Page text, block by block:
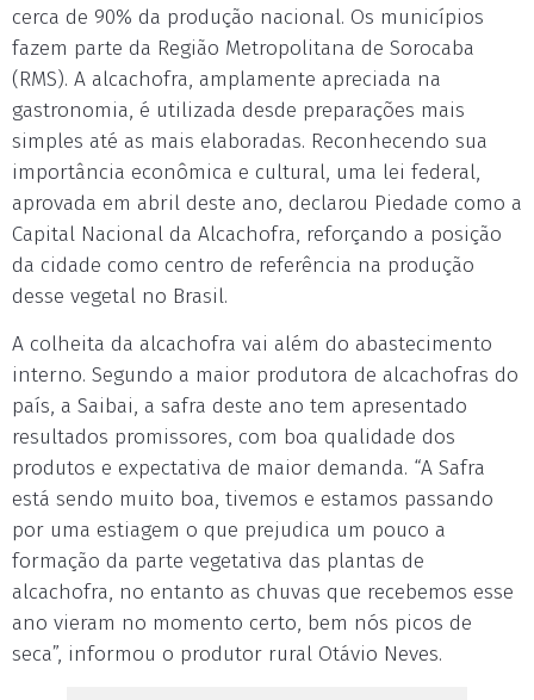
cerca de 90% da produção nacional. Os municípios
fazem parte da Região Metropolitana de Sorocaba
(RMS). A alcachofra, amplamente apreciada na
gastronomia, é utilizada desde preparações mais
simples até as mais elaboradas. Reconhecendo sua
importância econômica e cultural, uma lei federal,
aprovada em abril deste ano, declarou Piedade como a
Capital Nacional da Alcachofra, reforçando a posição
da cidade como centro de referência na produção
desse vegetal no Brasil.
A colheita da alcachofra vai além do abastecimento
interno. Segundo a maior produtora de alcachofras do
país, a Saibai, a safra deste ano tem apresentado
resultados promissores, com boa qualidade dos
produtos e expectativa de maior demanda. “A Safra
está sendo muito boa, tivemos e estamos passando
por uma estiagem o que prejudica um pouco a
formação da parte vegetativa das plantas de
alcachofra, no entanto as chuvas que recebemos esse
ano vieram no momento certo, bem nós picos de
seca”, informou o produtor rural Otávio Neves.